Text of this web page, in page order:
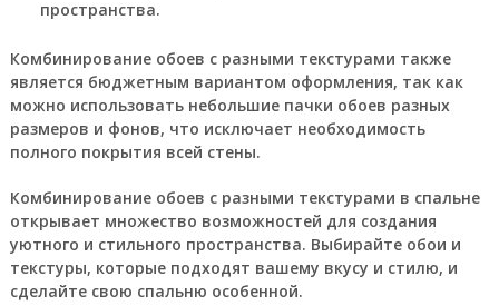
пространства.
Комбинирование обоев с разными текстурами также
является бюджетным вариантом оформления, так как
можно использовать небольшие пачки обоев разных
размеров и фонов, что исключает необходимость
полного покрытия всей стены.
Комбинирование обоев с разными текстурами в спальне
открывает множество возможностей для создания
уютного и стильного пространства. Выбирайте обои и
текстуры, которые подходят вашему вкусу и стилю, и
сделайте свою спальню особенной.